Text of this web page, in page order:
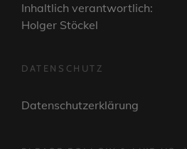
Inhaltlich verantwortlich:
Holger Stöckel
DATENSCHUTZ
Datenschutzerklärung